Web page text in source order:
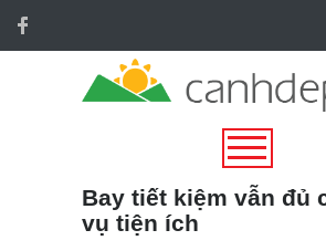
Bay tiết kiệm vẫn đủ
vụ tiện ích